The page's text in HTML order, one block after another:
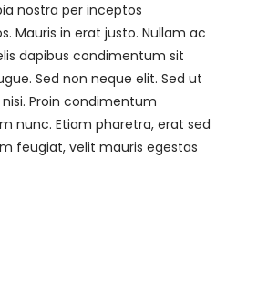
nostra per inceptos
Mauris in erat justo. Nullam ac
dapibus condimentum sit
Sed non neque elit. Sed ut
Proin condimentum
nunc. Etiam pharetra, erat sed
feugiat, velit mauris egestas